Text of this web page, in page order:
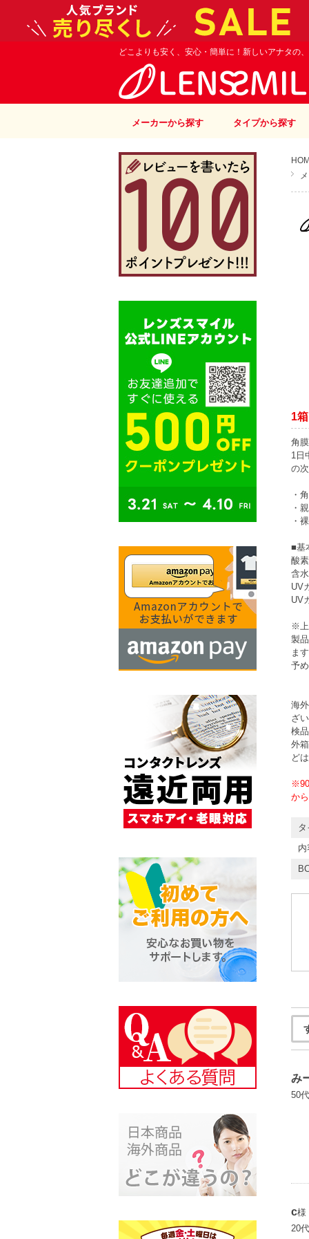
どこよりも安く、安心・簡単に！新しいアナタの
メーカーから探す タイプから探す
1
角
1日
の
・
・
・
■基
酸
含
UV
UV
※上
製
ま
予
海
ざ
検
外
ど
か
内
み
50
c様
20